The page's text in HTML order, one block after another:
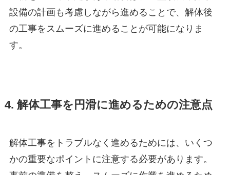
設備の計画も考慮しながら進めることで、解体後
の工事をスムーズに進めることが可能になりま
す。
4. 解体工事を円滑に進めるための注意点
解体工事をトラブルなく進めるためには、いくつ
かの重要なポイントに注意する必要があります。